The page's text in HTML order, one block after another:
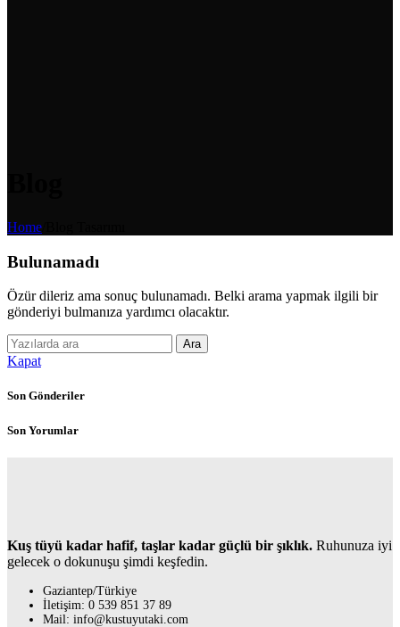
Home
Bulunamadı
Özür dileriz ama sonuç bulunamadı. Belki arama yapmak ilgili bir
gönderiyi bulmanıza yardımcı olacaktır.
Ara
Kapat
Son Gönderiler
Son Yorumlar
Kuş tüyü kadar hafif, taşlar kadar güçlü bir şıklık. Ruhunuza iyi
gelecek o dokunuşu şimdi keşfedin.
Gaziantep/Türkiye
İletişim: 0 539 851 37 89
Mail: info@kustuyutaki.com